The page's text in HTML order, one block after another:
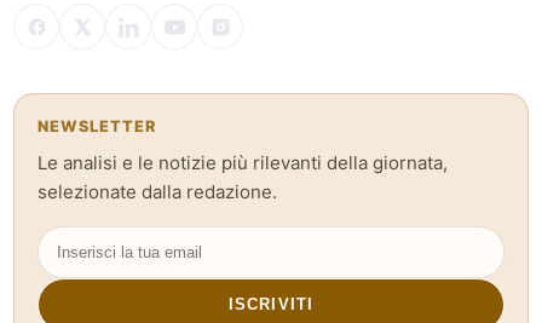
NEWSLETTER
Le analisi e le notizie più rilevanti della giornata,
selezionate dalla redazione.
ISCRIVITI